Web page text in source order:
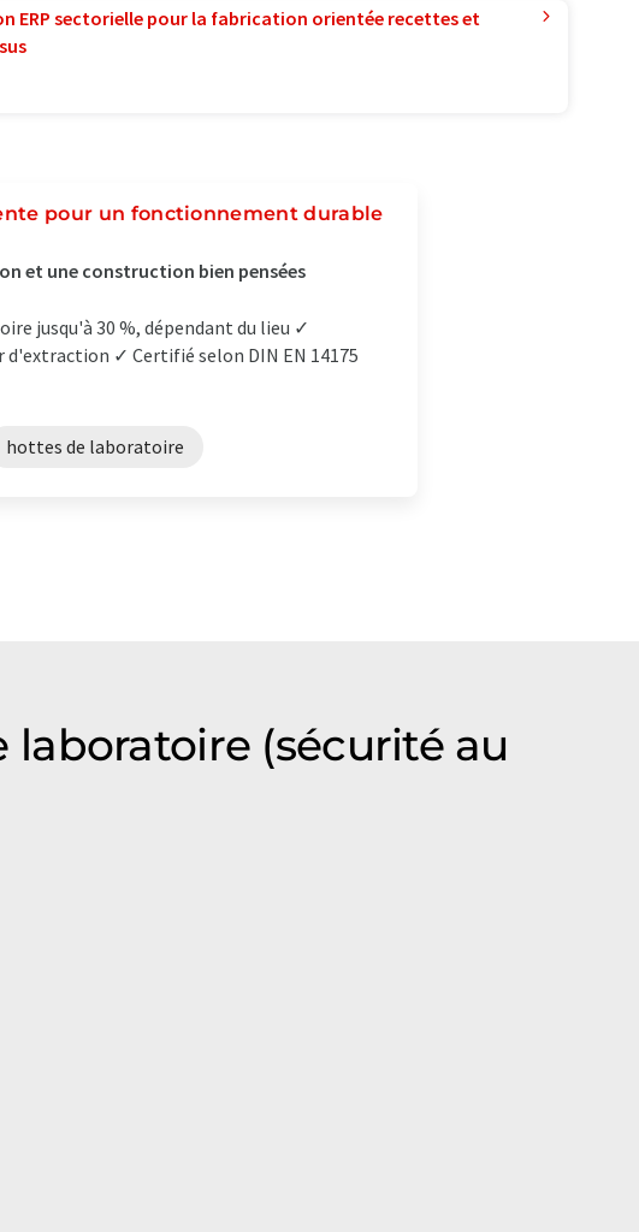
ERP sectorielle pour la fabrication orientée recettes et
pour un fonctionnement durable
et une construction bien pensées
jusqu'à 30 %, dépendant du lieu ✓
✓ Certifié selon DIN EN 14175
hottes de laboratoire
laboratoire (sécurité au